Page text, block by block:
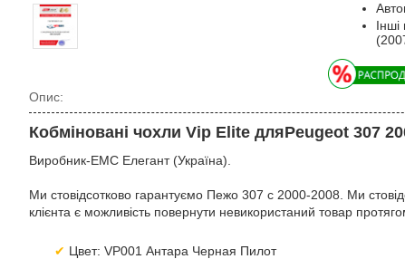
Опис:
Кобміновані чохли Vip Elite дляPeugeot 307
Виробник-EMC Елегант (Україна).
Ми стовідсотково гарантуємо Пежо 307 с 2000-2008. Ми
клієнта є можливість повернути невикористаний товар
Цвет: VP001 Антара Черная Пилот